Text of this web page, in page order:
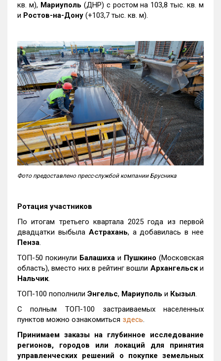
кв. м), Мариуполь (ДНР) с ростом на 103,8 тыс. кв. м
и Ростов-на-Дону (+103,7 тыс. кв. м).
Фото предоставлено пресс-службой компании Брусника
Ротация участников
По итогам третьего квартала 2025 года из первой
двадцатки выбыла Астрахань, а добавилась в нее
Пенза.
ТОП-50 покинули Балашиха и Пушкино (Московская
область), вместо них в рейтинг вошли Архангельски
Нальчик.
ТОП-100 пополнили Энгельс, Мариуполь и Кызыл.
С полным ТОП-100 застраиваемых населенных
пунктов можно ознакомиться здесь.
Принимаем заказы на глубинное исследование
регионов, городов или локаций для принятия
управленческих решений о покупке земельных